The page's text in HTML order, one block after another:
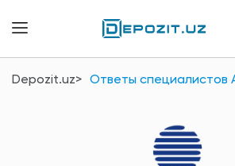
Depozit.uz Ответы специалистов